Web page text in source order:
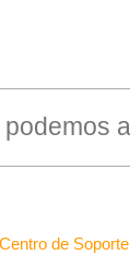
de Soporte